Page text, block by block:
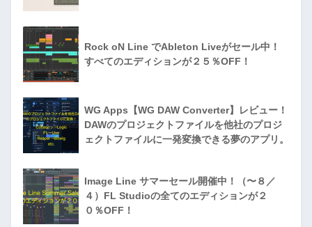
Rock oN Line でAbleton Liveがセール中！
すべてのエディションが２５％OFF！
WG Apps【WG DAW Converter】レビュー！
DAWのプロジェクトファイルを他社のプロジ
ェクトファイルに一発変換できる夢のアプリ。
Image Line サマーセール開催中！（〜８／
４）FL Studioの全てのエディションが２
０％OFF！